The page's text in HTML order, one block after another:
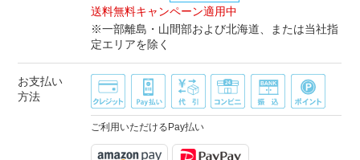
送料無料キャンペーン適用中
※一部離島・山間部および北海道、または当社指
定エリアを除く
お支払い
方法
ご利用いただけるPay払い